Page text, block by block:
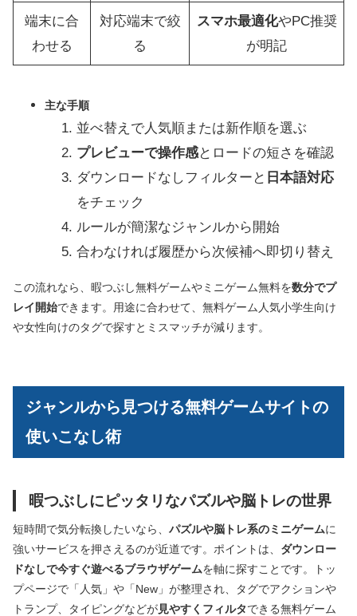
端末に合
わせる
対応端末で絞
る
スマホ最適化やPC推奨
が明記
主な手順
並べ替えで人気順または新作順を選ぶ
プレビューで操作感とロードの短さを確認
ダウンロードなしフィルターと 日本語対応
をチェック
ルールが簡潔なジャンルから開始
合わなければ履歴から次候補へ即切り替え
この流れなら、暇つぶし無料ゲームやミニゲーム無料を数分でプ
レイ開始できます。用途に合わせて、無料ゲーム人気小学生向け
や女性向けのタグで探すとミスマッチが減ります。
ジャンルから見つける無料ゲームサイトの
使いこなし術
暇つぶしにピッタリなパズルや脳トレの世界
短時間で気分転換したいなら、 パズルや脳トレ系のミニゲームに
強いサービスを押さえるのが近道です。ポイントは、 ダウンロー
ドなしで今すぐ遊べるブラウザゲームを軸に探すことです。トッ
プページで「人気」や「New」が整理され、タグでアクションや
トランプ、タイピングなどが見やすくフィルタできる無料ゲーム